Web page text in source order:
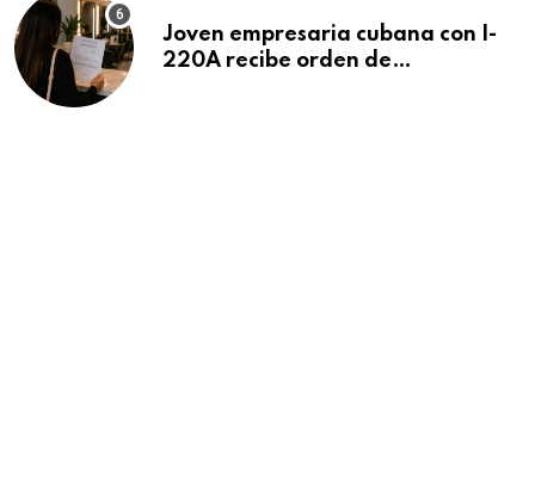
Joven empresaria cubana con I-
220A recibe orden de